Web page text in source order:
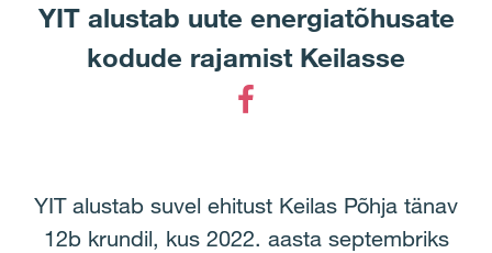
YIT alustab uute energiatõhusate
kodude rajamist Keilasse
YIT alustab suvel ehitust Keilas Põhja tänav
12b krundil, kus 2022. aasta septembriks